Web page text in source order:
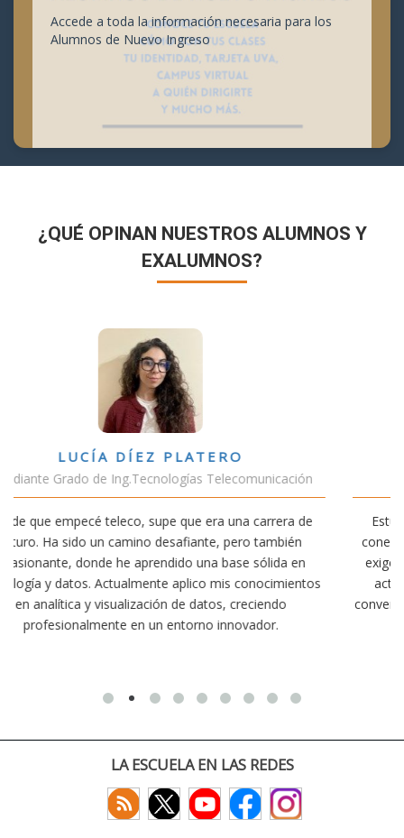
Accede a toda la información necesaria para los
Alumnos de Nuevo Ingreso
¿QUÉ OPINAN NUESTROS ALUMNOS Y
EXALUMNOS?
VÍCTOR SÁNCHEZ VALENCIA
Estudiante Doble Grado Teleco-ADE
Estudiar teleco me ha permitido comprender cómo la
conectividad afecta nuestra vida diaria. Aunque la carrera
exige esfuerzo, he dedicado parte de mi tiempo a otras
actividades como el salvamento y socorrismo. Estoy
convencido de que elegir teleco ha sido una de las mejores
decisiones que he tomado.
LA ESCUELA EN LAS REDES